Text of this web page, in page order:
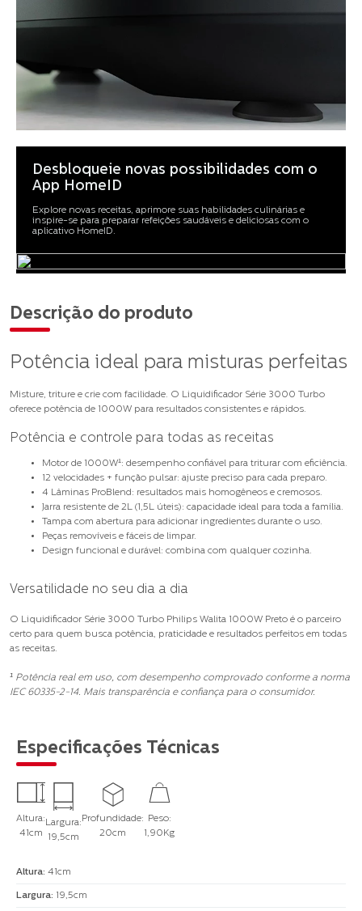
Desbloqueie novas possibilidades com o
App HomeID
Explore novas receitas, aprimore suas habilidades culinárias e
inspire-se para preparar refeições saudáveis e deliciosas com o
aplicativo HomeID.​ ​
Descrição do produto
Potência ideal para misturas perfeitas
Misture, triture e crie com facilidade. O Liquidificador Série 3000 Turbo
oferece potência de 1000W para resultados consistentes e rápidos.
Potência e controle para todas as receitas
Motor de 1000W¹: desempenho confiável para triturar com eficiência.
12 velocidades + função pulsar: ajuste preciso para cada preparo.
4 Lâminas ProBlend: resultados mais homogêneos e cremosos.
Jarra resistente de 2L (1,5L úteis): capacidade ideal para toda a família.
Tampa com abertura para adicionar ingredientes durante o uso.
Peças removíveis e fáceis de limpar.
Design funcional e durável: combina com qualquer cozinha.
Versatilidade no seu dia a dia
O Liquidificador Série 3000 Turbo Philips Walita 1000W Preto é o parceiro
certo para quem busca potência, praticidade e resultados perfeitos em todas
as receitas.
¹ Potência real em uso, com desempenho comprovado conforme a norma
IEC 60335-2-14. Mais transparência e confiança para o consumidor.
Especificações Técnicas
Altura:
41cm
Largura:
19,5cm
Profundidade:
20cm
Peso:
1,90Kg
Altura: 41cm
Largura: 19,5cm